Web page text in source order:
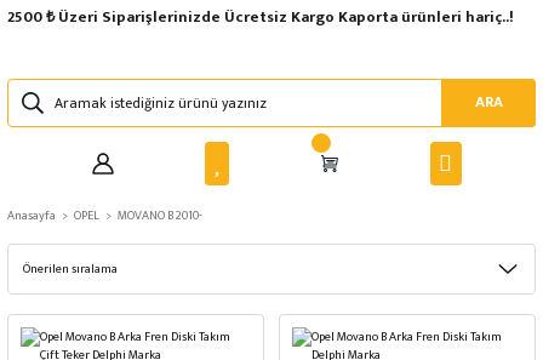
2500 ₺ Üzeri Siparişlerinizde Ücretsiz Kargo Kaporta ürünleri hariç..!
ARA
Anasayfa OPEL MOVANO B 2010-